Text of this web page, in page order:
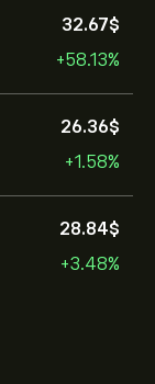
32.67‎$‎
+58.13%
26.36‎$‎
+1.58%
28.84‎$‎
+3.48%